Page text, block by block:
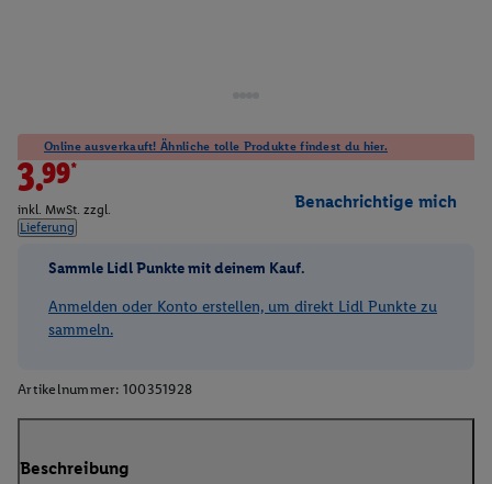
Online ausverkauft! Ähnliche tolle Produkte findest du hier.
3.99*
inkl. MwSt. zzgl.
Lieferung
Benachrichtige mich
Sammle Lidl Punkte mit deinem Kauf.
Anmelden oder Konto erstellen, um direkt Lidl Punkte zu
sammeln.
Artikelnummer: 100351928
Beschreibung